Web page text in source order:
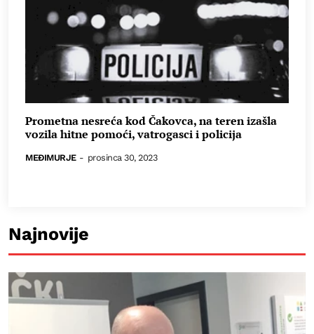
Prometna nesreća kod Čakovca, na teren izašla
vozila hitne pomoći, vatrogasci i policija
MEĐIMURJE - prosinca 30, 2023
Najnovije